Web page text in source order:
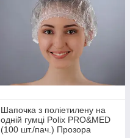
Шапочка з поліетилену на
одній гумці Polix PRO&MED
(100 шт./пач.) Прозора